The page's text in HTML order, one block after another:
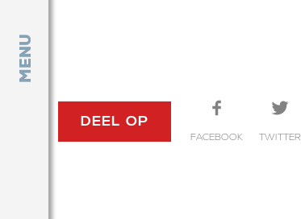
MENU
DEEL OP
FACEBOOK TWITTER